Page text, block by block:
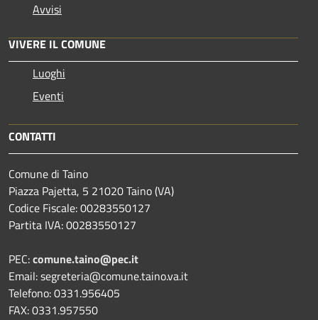
Avvisi
VIVERE IL COMUNE
Luoghi
Eventi
CONTATTI
Comune di Taino
Piazza Pajetta, 5 21020 Taino (VA)
Codice Fiscale: 00283550127
Partita IVA: 00283550127
PEC:comune.taino@pec.it
Email: segreteria@comune.taino.va.it
Telefono: 0331.956405
FAX: 0331.957550